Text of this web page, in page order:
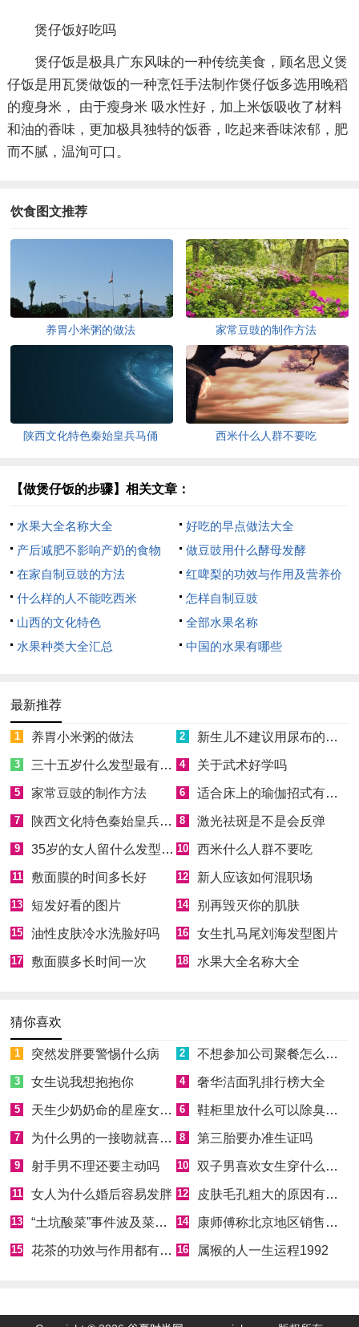
煲仔饭好吃吗
煲仔饭是极具广东风味的一种传统美食，顾名思义煲
仔饭是用瓦煲做饭的一种烹饪手法制作煲仔饭多选用晚稻
的瘦身米， 由于瘦身米 吸水性好，加上米饭吸收了材料
和油的香味，更加极具独特的饭香，吃起来香味浓郁，肥
而不腻，温洵可口。
饮食图文推荐
养胃小米粥的做法 家常豆豉的制作方法
陕西文化特色秦始皇兵马俑 西米什么人群不要吃
【做煲仔饭的步骤】相关文章：
水果大全名称大全
好吃的早点做法大全
产后减肥不影响产奶的食物
做豆豉用什么酵母发酵
在家自制豆豉的方法
红啤梨的功效与作用及营养价
值
什么样的人不能吃西米
怎样自制豆豉
山西的文化特色
全部水果名称
水果种类大全汇总
中国的水果有哪些
最新推荐
1 养胃小米粥的做法 2 新生儿不建议用尿布的原因
3 三十五岁什么发型最有气质 4 关于武术好学吗
5 家常豆豉的制作方法 6 适合床上的瑜伽招式有哪些
7 陕西文化特色秦始皇兵马俑 8 激光祛斑是不是会反弹
9 35岁的女人留什么发型最年轻时尚 10 西米什么人群不要吃
11 敷面膜的时间多长好 12 新人应该如何混职场
13 短发好看的图片 14 别再毁灭你的肌肤
15 油性皮肤冷水洗脸好吗 16 女生扎马尾刘海发型图片
17 敷面膜多长时间一次 18 水果大全名称大全
猜你喜欢
1 突然发胖要警惕什么病 2 不想参加公司聚餐怎么拒绝
3 女生说我想抱抱你 4 奢华洁面乳排行榜大全
5 天生少奶奶命的星座女有哪些 6 鞋柜里放什么可以除臭消菌
7 为什么男的一接吻就喜欢伸舌头 8 第三胎要办准生证吗
9 射手男不理还要主动吗 10 双子男喜欢女生穿什么样的衣服
11 女人为什么婚后容易发胖 12 皮肤毛孔粗大的原因有哪些
13 “土坑酸菜”事件波及菜农，芥菜囤积如山 14 康师傅称北京地区销售产品非问题酸菜
15 花茶的功效与作用都有哪些 16 属猴的人一生运程1992